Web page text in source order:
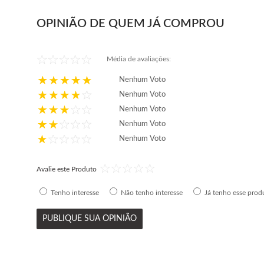
OPINIÃO DE QUEM JÁ COMPROU
Média de avaliações:
Nenhum Voto
Nenhum Voto
Nenhum Voto
Nenhum Voto
Nenhum Voto
Avalie este Produto
Tenho interesse Não tenho interesse Já tenho esse
PUBLIQUE SUA OPINIÃO